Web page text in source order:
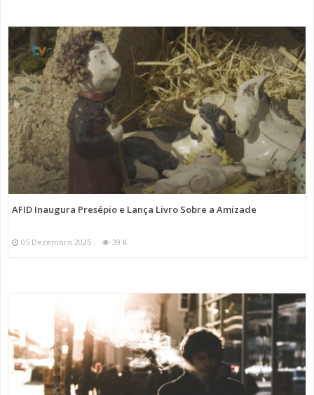
AFID Inaugura Presépio e Lança Livro Sobre a Amizade
05 Dezembro 2025 39 K